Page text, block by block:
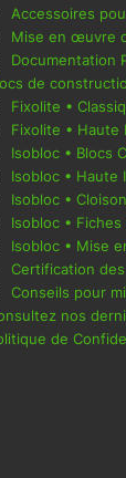
Accessoires
Mise en œuvre
Documentation
de
Fixolite •
Fixolite • Haute
Isobloc • Blocs
Isobloc • Haute
Isobloc •
Isobloc •
Isobloc • Mise
Certification
Conseils pour
nos
de